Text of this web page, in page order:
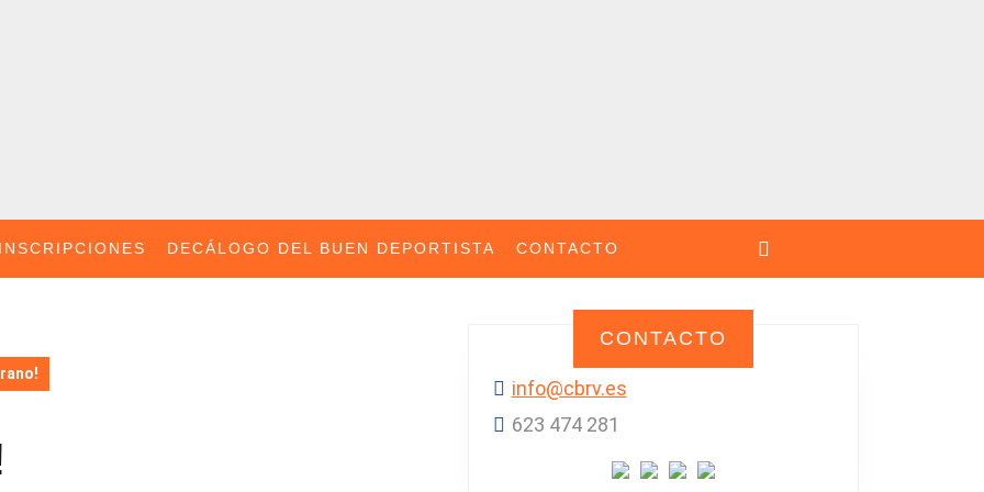
INSCRIPCIONES DECÁLOGO DEL BUEN DEPORTISTA CONTACTO
CONTACTO
info@cbrv.es
623 474 281‬